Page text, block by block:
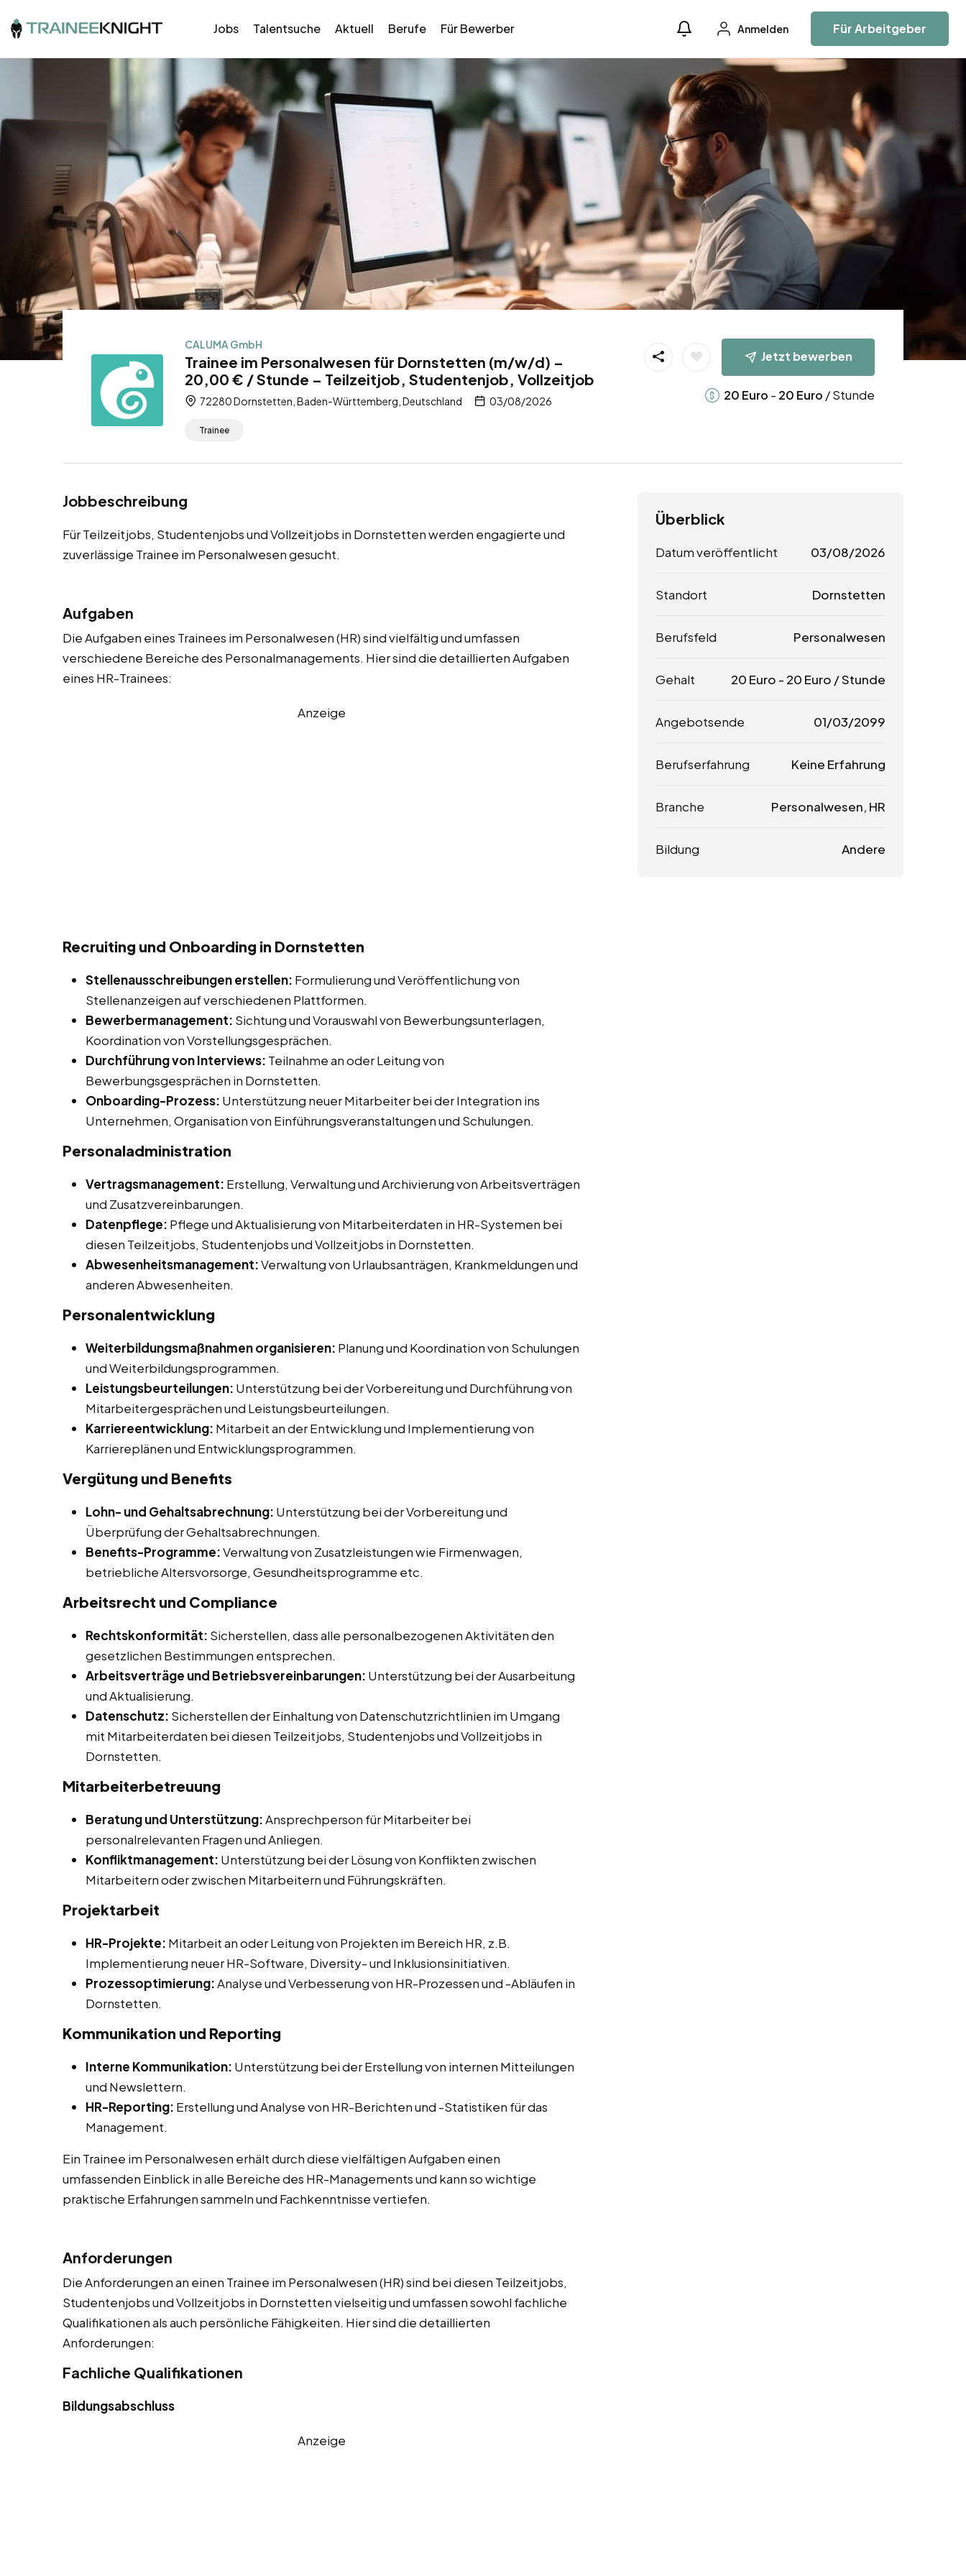
Jobs Talentsuche Aktuell Berufe Für Bewerber Anmelden Für Arbeitgeber
CALUMA GmbH
Trainee im Personalwesen für Dornstetten (m/w/d) –
20,00 € / Stunde – Teilzeitjob, Studentenjob, Vollzeitjob
72280 Dornstetten, Baden-Württemberg, Deutschland 03/08/2026
Trainee
Jetzt bewerben
20 Euro - 20 Euro / Stunde
Jobbeschreibung
Für Teilzeitjobs, Studentenjobs und Vollzeitjobs in Dornstetten werden engagierte und
zuverlässige Trainee im Personalwesen gesucht.
Aufgaben
Die Aufgaben eines Trainees im Personalwesen (HR) sind vielfältig und umfassen
verschiedene Bereiche des Personalmanagements. Hier sind die detaillierten Aufgaben
eines HR-Trainees:
Anzeige
Recruiting und Onboarding in Dornstetten
Stellenausschreibungen erstellen: Formulierung und Veröffentlichung von
Stellenanzeigen auf verschiedenen Plattformen.
Bewerbermanagement: Sichtung und Vorauswahl von Bewerbungsunterlagen,
Koordination von Vorstellungsgesprächen.
Durchführung von Interviews: Teilnahme an oder Leitung von
Bewerbungsgesprächen in Dornstetten.
Onboarding-Prozess: Unterstützung neuer Mitarbeiter bei der Integration ins
Unternehmen, Organisation von Einführungsveranstaltungen und Schulungen.
Personaladministration
Vertragsmanagement: Erstellung, Verwaltung und Archivierung von Arbeitsverträgen
und Zusatzvereinbarungen.
Datenpflege: Pflege und Aktualisierung von Mitarbeiterdaten in HR-Systemen bei
diesen Teilzeitjobs, Studentenjobs und Vollzeitjobs in Dornstetten.
Abwesenheitsmanagement:Verwaltung von Urlaubsanträgen, Krankmeldungen und
anderen Abwesenheiten.
Personalentwicklung
Weiterbildungsmaßnahmen organisieren: Planung und Koordination von Schulungen
und Weiterbildungsprogrammen.
Leistungsbeurteilungen: Unterstützung bei der Vorbereitung und Durchführung von
Mitarbeitergesprächen und Leistungsbeurteilungen.
Karriereentwicklung: Mitarbeit an der Entwicklung und Implementierung von
Karriereplänen und Entwicklungsprogrammen.
Vergütung und Benefits
Lohn- und Gehaltsabrechnung: Unterstützung bei der Vorbereitung und
Überprüfung der Gehaltsabrechnungen.
Benefits-Programme:Verwaltung von Zusatzleistungen wie Firmenwagen,
betriebliche Altersvorsorge, Gesundheitsprogramme etc.
Arbeitsrecht und Compliance
Rechtskonformität: Sicherstellen, dass alle personalbezogenen Aktivitäten den
gesetzlichen Bestimmungen entsprechen.
Arbeitsverträge und Betriebsvereinbarungen: Unterstützung bei der Ausarbeitung
und Aktualisierung.
Datenschutz: Sicherstellen der Einhaltung von Datenschutzrichtlinien im Umgang
mit Mitarbeiterdaten bei diesen Teilzeitjobs, Studentenjobs und Vollzeitjobs in
Dornstetten.
Mitarbeiterbetreuung
Beratung und Unterstützung:Ansprechperson für Mitarbeiter bei
personalrelevanten Fragen und Anliegen.
Konfliktmanagement: Unterstützung bei der Lösung von Konflikten zwischen
Mitarbeitern oder zwischen Mitarbeitern und Führungskräften.
Projektarbeit
HR-Projekte: Mitarbeit an oder Leitung von Projekten im Bereich HR, z.B.
Implementierung neuer HR-Software, Diversity- und Inklusionsinitiativen.
Prozessoptimierung:Analyse und Verbesserung von HR-Prozessen und -Abläufen in
Dornstetten.
Kommunikation und Reporting
Interne Kommunikation: Unterstützung bei der Erstellung von internen Mitteilungen
und Newslettern.
HR-Reporting: Erstellung und Analyse von HR-Berichten und -Statistiken für das
Management.
Ein Trainee im Personalwesen erhält durch diese vielfältigen Aufgaben einen
umfassenden Einblick in alle Bereiche des HR-Managements und kann so wichtige
praktische Erfahrungen sammeln und Fachkenntnisse vertiefen.
Anforderungen
Die Anforderungen an einen Trainee im Personalwesen (HR) sind bei diesen Teilzeitjobs,
Studentenjobs und Vollzeitjobs in Dornstetten vielseitig und umfassen sowohl fachliche
Qualifikationen als auch persönliche Fähigkeiten. Hier sind die detaillierten
Anforderungen:
Fachliche Qualifikationen
Bildungsabschluss
Anzeige
Überblick
Datum veröffentlicht 03/08/2026
Standort Dornstetten
Berufsfeld Personalwesen
Gehalt 20 Euro - 20 Euro / Stunde
Angebotsende 01/03/2099
Berufserfahrung Keine Erfahrung
Branche Personalwesen, HR
Bildung Andere